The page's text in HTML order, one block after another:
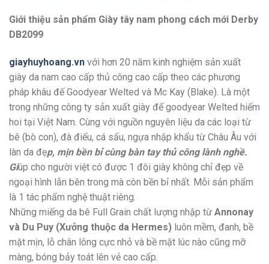
Giới thiệu sản phẩm Giày tây nam phong cách mới Derby
DB2099
giayhuyhoang.vn với hơn 20 năm kinh nghiệm sản xuất
giày da nam cao cấp thủ công cao cấp theo các phương
pháp khâu đế Goodyear Welted và Mc Kay (Blake). Là một
trong những công ty sản xuất giày đế goodyear Welted hiếm
hoi tại Việt Nam. Cùng với nguồn nguyên liệu da các loại từ
bê (bò con), đà điểu, cá sấu, ngựa nhập khẩu từ Châu Âu với
làn da đẹp, mịn bền bỉ cùng bàn tay thủ công lành nghề.
Giúp cho người việt có được 1 đôi giày không chỉ đẹp về
ngoại hình lẫn bên trong mà còn bền bỉ nhất. Mỗi sản phẩm
là 1 tác phẩm nghệ thuật riêng.
Những miếng da bê Full Grain chất lượng nhập từ Annonay
và Du Puy (Xưởng thuộc da Hermes) luôn mềm, đanh, bề
mặt mịn, lỗ chân lông cực nhỏ và bề mặt lúc nào cũng mỡ
màng, bóng bảy toát lên vẻ cao cấp.